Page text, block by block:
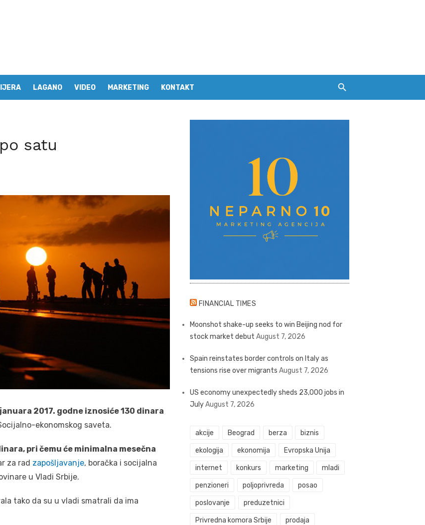
LAGANO VIDEO MARKETING KONTAKT
satu
2017. godne iznosiće 130 dinara
ekonomskog saveta.
pri čemu će minimalna mesečna
za rad zapošljavanje, boračka i socijalna
u Vladi Srbije.
tako da su u vladi smatrali da ima
FINANCIAL TIMES
Moonshot shake-up seeks to win Beijing nod for
stock market debut August 7, 2026
Spain reinstates border controls on Italy as
tensions rise over migrants August 7, 2026
US economy unexpectedly sheds 23,000 jobs in
JulyAugust 7, 2026
akcije Beograd berza biznis
ekologija ekonomija Evropska Unija
internet konkurs marketing mladi
penzioneri poljoprivreda posao
poslovanje preduzetnici
Privredna komora Srbije prodaja